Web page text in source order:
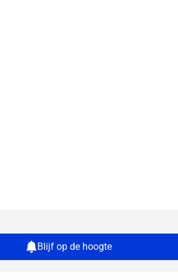
Blijf op de hoogte